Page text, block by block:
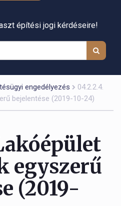
építési jogi kérdéseire!
engedélyezés
04.2.2.4.
bejelentése (2019-10-24)
egyszerű
(2019-